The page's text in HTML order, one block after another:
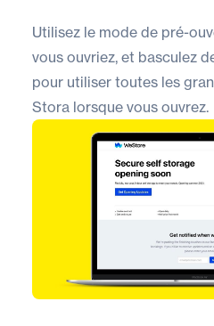
Utilisez le mode de pré-
vous ouvriez, et basculez
pour utiliser toutes les
Stora lorsque vous ouvrez.